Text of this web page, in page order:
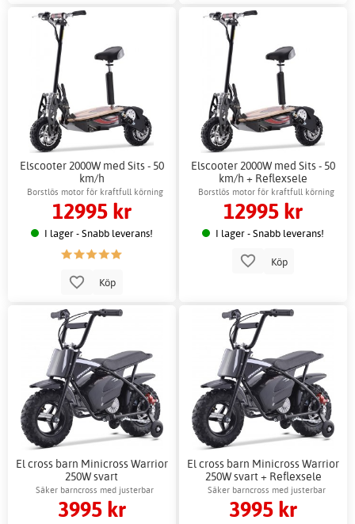
Elscooter 2000W med Sits - 50
km/h
Borstlös motor för kraftfull körning
12995 kr
I lager - Snabb leverans!
Köp
Elscooter 2000W med Sits - 50
km/h + Reflexsele
Borstlös motor för kraftfull körning
12995 kr
I lager - Snabb leverans!
Köp
El cross barn Minicross Warrior
250W svart
Säker barncross med justerbar
hastighet
3995 kr
El cross barn Minicross Warrior
250W svart + Reflexsele
Säker barncross med justerbar
hastighet
3995 kr